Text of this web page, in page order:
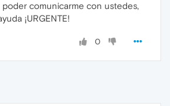
poder comunicarme con ustedes,
¡URGENTE!
0